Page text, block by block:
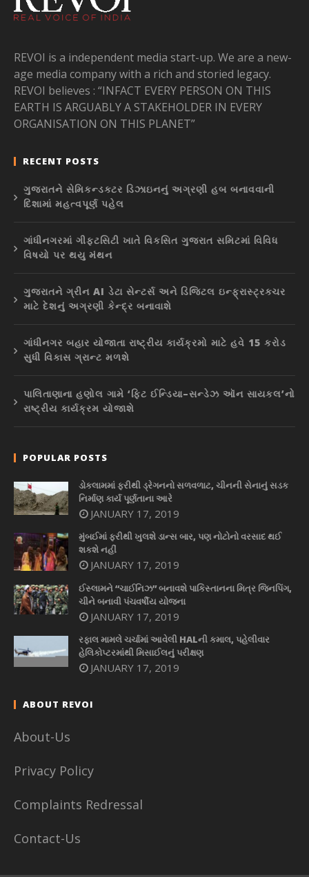
REVOI is a independent media start-up. We are a new-
age media company with a rich and storied legacy.
REVOI believes : “INFACT EVERY PERSON ON THIS
EARTH IS ARGUABLY A STAKEHOLDER IN EVERY
ORGANISATION ON THIS PLANET”
RECENT POSTS
ગુજરાતને સેમિકન્ડક્ટર ડિઝાઇનનું અગ્રણી હબ બનાવવાની
દિશામાં મહત્વપૂર્ણ પહેલ
ગાંધીનગરમાં ગીફ્ટસિટી ખાતે વિકસિત ગુજરાત સમિટમાં વિવિધ
વિષયો પર થયુ મંથન
ગુજરાતને ગ્રીન AI ડેટા સેન્ટર્સ અને ડિજિટલ ઇન્ફ્રાસ્ટ્રક્ચર
માટે દેશનું અગ્રણી કેન્દ્ર બનાવાશે
ગાંધીનગર બહાર યોજાતા રાષ્ટ્રીય કાર્યક્રમો માટે હવે 15 કરોડ
સુધી વિકાસ ગ્રાન્ટ મળશે
પાલિતાણાના હણોલ ગામે ‘ફિટ ઈન્ડિયા–સન્ડેઝ ઑન સાયકલ’નો
રાષ્ટ્રીય કાર્યક્રમ યોજાશે
POPULAR POSTS
ડોકલામમાં ફરીથી ડ્રેગનનો સળવળાટ, ચીનની સેનાનું સડક
નિર્માણ કાર્ય પૂર્ણતાના આરે
JANUARY 17, 2019
મુંબઈમાં ફરીથી ખુલશે ડાન્સ બાર, પણ નોટોનો વરસાદ થઈ
શકશે નહીં
JANUARY 17, 2019
ઈસ્લામને “ચાઈનિઝ” બનાવશે પાકિસ્તાનના મિત્ર જિનપિંગ,
ચીને બનાવી પંચવર્ષીય યોજના
JANUARY 17, 2019
રફાલ મામલે ચર્ચામાં આવેલી HALની કમાલ, પહેલીવાર
હેલિકોપ્ટરમાંથી મિસાઈલનું પરીક્ષણ
JANUARY 17, 2019
ABOUT REVOI
About-Us
Privacy Policy
Complaints Redressal
Contact-Us